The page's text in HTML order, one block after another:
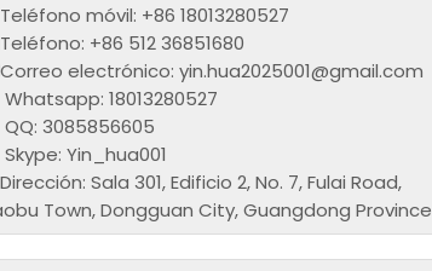
Teléfono móvil: +86 18013280527
Teléfono: +86 512 36851680
Correo electrónico: yin.hua2025001@gmail.com
Whatsapp: 18013280527
QQ: 3085856605
Skype: Yin_hua001
Dirección: Sala 301, Edificio 2, No. 7, Fulai Road,
Town, Dongguan City, Guangdong Province